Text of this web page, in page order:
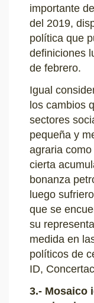
importante
del 2019,
política que
definiciones
de febrero.
Igual
los cambios
sectores
pequeña y
agraria
cierta
bonanza
luego
que se
su
medida en
políticos de
ID,
3.- Mosaico